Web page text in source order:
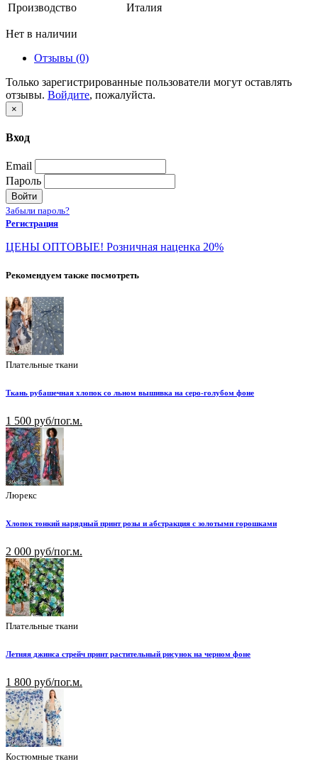
Производство
Италия
Нет в наличии
Отзывы (0)
Только зарегистрированные пользователи могут оставлять
отзывы. Войдите, пожалуйста.
×
Вход
Email
Пароль
Войти
Забыли пароль?
Регистрация
ЦЕНЫ ОПТОВЫЕ! Розничная наценка 20%
Рекомендуем также посмотреть
Плательные ткани
Ткань рубашечная хлопок со льном вышивка на серо-голубом фоне
1 500 руб/пог.м.
Люрекс
Хлопок тонкий нарядный принт розы и абстракция с золотыми горошками
2 000 руб/пог.м.
Плательные ткани
Летняя джинса стрейч принт растительный рисунок на черном фоне
1 800 руб/пог.м.
Костюмные ткани